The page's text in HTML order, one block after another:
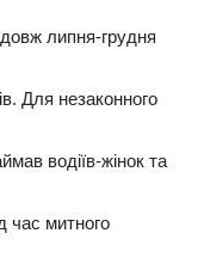
липня-грудня
Для незаконного
водіїв-жінок та
час митного